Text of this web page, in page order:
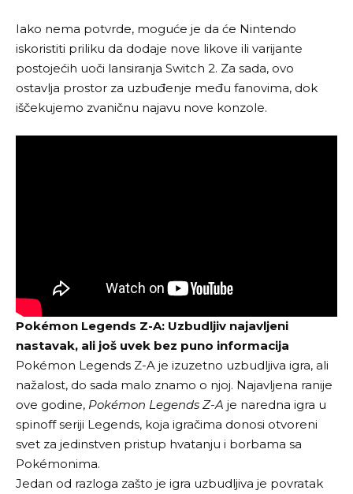
Iako nema potvrde, moguće je da će Nintendo
iskoristiti priliku da dodaje nove likove ili varijante
postojećih uoči lansiranja Switch 2. Za sada, ovo
ostavlja prostor za uzbuđenje među fanovima, dok
iščekujemo zvaničnu najavu nove konzole.
Pokémon Legends Z-A: Uzbudljiv najavljeni
nastavak, ali još uvek bez puno informacija
Pokémon Legends Z-A je izuzetno uzbudljiva igra, ali
nažalost, do sada malo znamo o njoj. Najavljena ranije
ove godine, Pokémon Legends Z-A je naredna igra u
spinoff seriji Legends, koja igračima donosi otvoreni
svet za jedinstven pristup hvatanju i borbama sa
Pokémonima.
Jedan od razloga zašto je igra uzbudljiva je povratak